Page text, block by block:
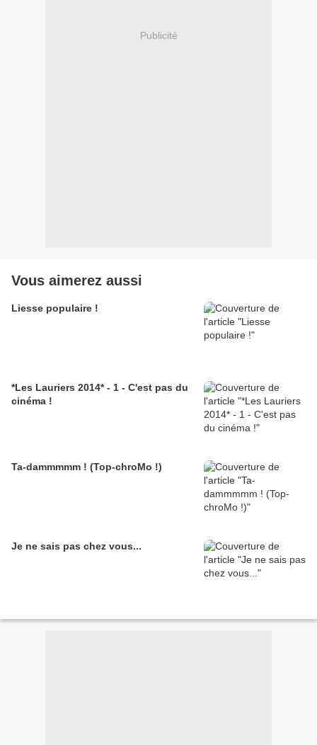
Publicité
Vous aimerez aussi
Liesse populaire !
*Les Lauriers 2014* - 1 - C'est pas du
cinéma !
Ta-dammmmm ! (Top-chroMo !)
Je ne sais pas chez vous...